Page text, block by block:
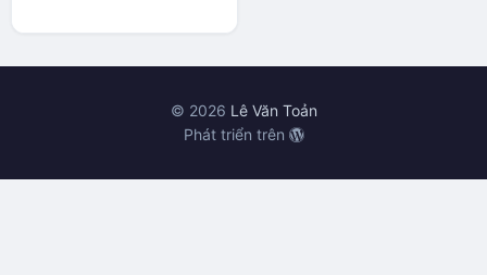
© 2026 Lê Văn Toản
Phát triển trên